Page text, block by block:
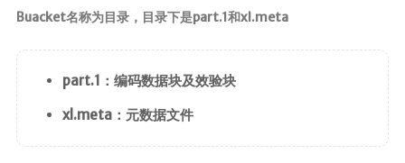
Buacket名称为目录，目录下是part.1和xl.meta
part.1：编码数据块及效验块
xl.meta：元数据文件